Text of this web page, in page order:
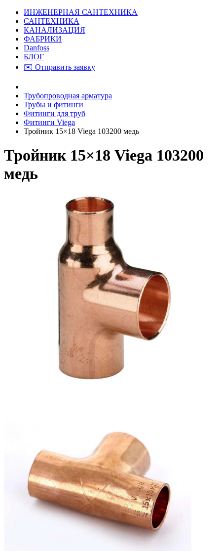
ИНЖЕНЕРНАЯ САНТЕХНИКА
САНТЕХНИКА
КАНАЛИЗАЦИЯ
ФАБРИКИ
Danfoss
БЛОГ
✉️ Отправить заявку
Трубопроводная арматура
Трубы и фитинги
Фитинги для труб
Фитинги Viega
Тройник 15×18 Viega 103200 медь
Тройник 15×18 Viega 103200
медь